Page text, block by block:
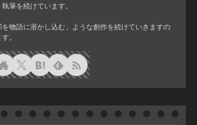
筆を続けています。
物語に溶かし込む」ような創作を続けていきますの
。